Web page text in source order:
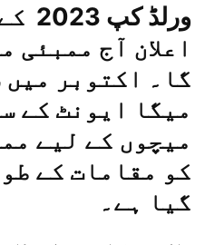
اعلان آج ممبئی
گا۔ اکتوبر
میگا ایونٹ کے
میچوں کے لیے
کو مقامات کے
گیا ہے۔